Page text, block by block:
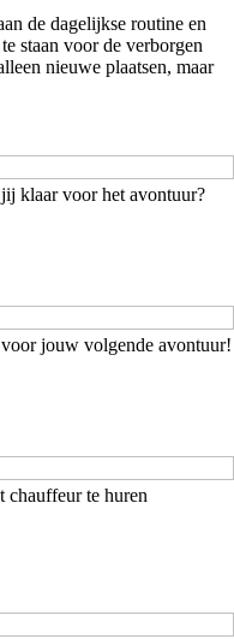
de dagelijkse routine en
staan voor de verborgen
nieuwe plaatsen, maar
klaar voor het avontuur?
jouw volgende avontuur!
chauffeur te huren